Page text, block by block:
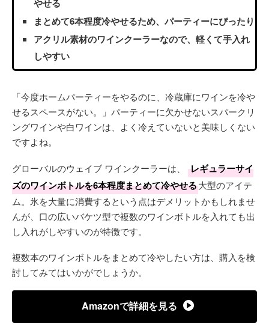
やせる
まとめて6本程度冷やせるため、パーティーにぴったり
アクリル素材のワインクーラーなので、軽くて手入れ
しやすい
「今度ホームパーティーをやるのに、冷蔵庫にワインを冷や
せるスペースがない。」パーティーに欠かせないスパークリ
ングワインや白ワインは、よく冷えていないと美味しくない
ですよね。
グローバルのウェイブ ワインクーラーは、
レギュラーサイ
ズのワインボトルを6本程度まとめて冷やせる大型のアイテ
ム。氷を大量に消費するという点はデメリットかもしれませ
んが、口の広いバケツ型で複数のワインボトルを入れても出
し入れがしやすいのが特徴です。
複数本のワインボトルをまとめて冷やしたい方は、購入を検
討してみてはいかがでしょうか。
Amazonで詳細を見る